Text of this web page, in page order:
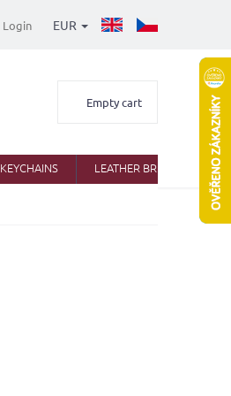
EUR
Login
Shopping
Empty cart
KEYCHAINS LEATHER BRIEFCASES